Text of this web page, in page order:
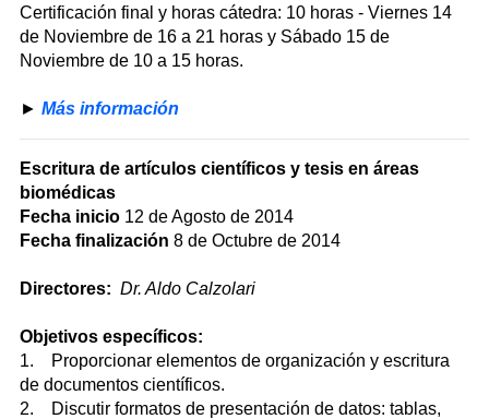
Certificación final y horas cátedra: 10 horas - Viernes 14
de Noviembre de 16 a 21 horas y Sábado 15 de
Noviembre de 10 a 15 horas.
► Más información
Escritura de artículos científicos y tesis en áreas
biomédicas
Fecha inicio 12 de Agosto de 2014
Fecha finalización 8 de Octubre de 2014
Directores: Dr. Aldo Calzolari
Objetivos específicos:
1. Proporcionar elementos de organización y escritura
de documentos científicos.
2. Discutir formatos de presentación de datos: tablas,